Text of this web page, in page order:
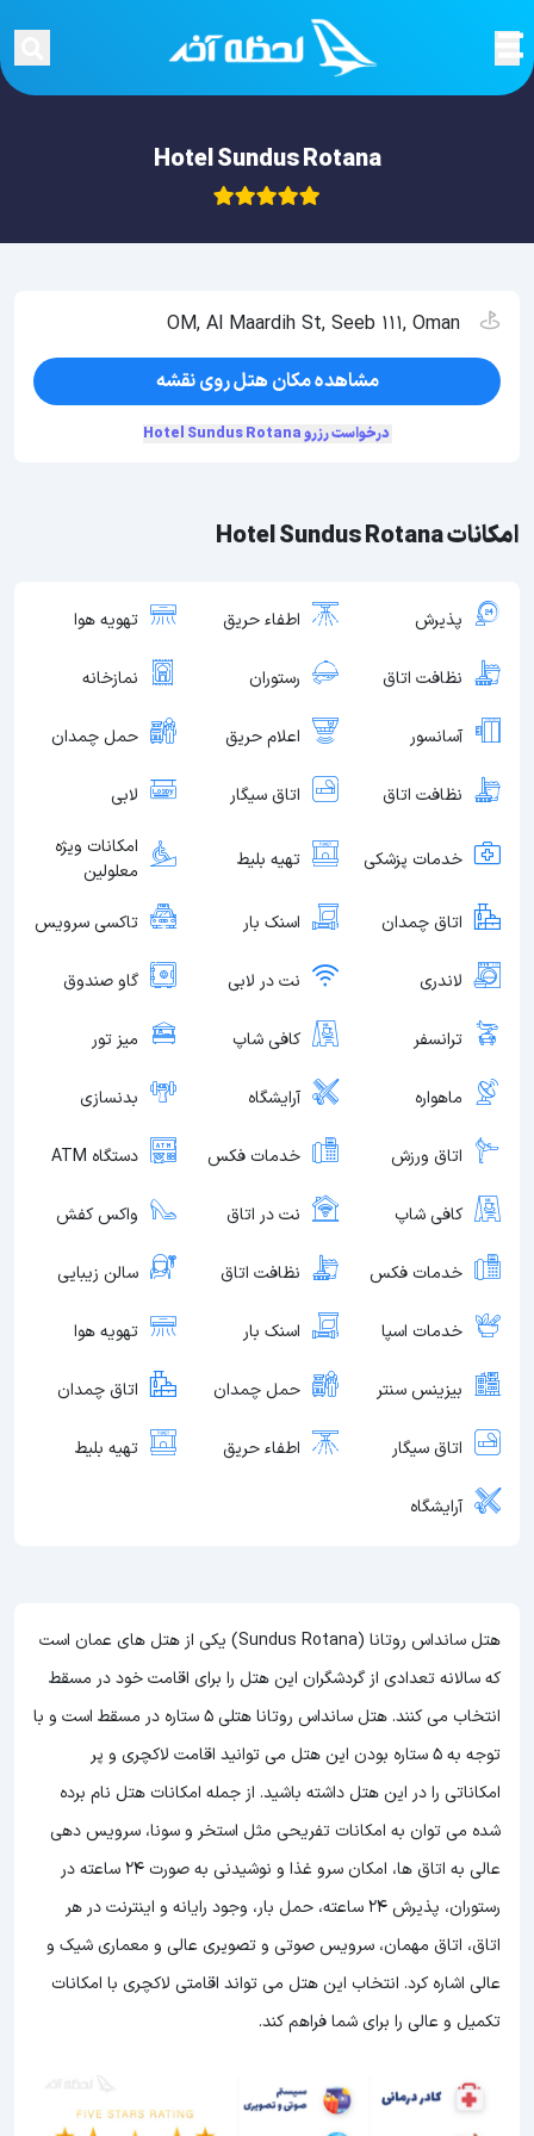
Hotel Sundus Rotana
امکانات Hotel Sundus Rotana
پذیرش اطفاء حریق تهویه هوا
نظافت اتاق رستوران نمازخانه
آسانسور اعلام حریق حمل چمدان
نظافت اتاق اتاق سیگار لابی
خدمات پزشکی تهیه بلیط
امکانات ویژه
معلولین
اتاق چمدان اسنک بار تاکسی سرویس
لاندری نت در لابی گاو صندوق
ترانسفر کافی شاپ میز تور
ماهواره آرایشگاه بدنسازی
اتاق ورزش خدمات فکس دستگاه ATM
کافی شاپ نت در اتاق واکس کفش
خدمات فکس نظافت اتاق سالن زیبایی
خدمات اسپا اسنک بار تهویه هوا
بیزینس سنتر حمل چمدان اتاق چمدان
اتاق سیگار اطفاء حریق تهیه بلیط
آرایشگاه
هتل سانداس روتانا (Sundus Rotana) یکی از هتل های عمان است
که سالانه تعدادی از گردشگران این هتل را برای اقامت خود در مسقط
انتخاب می کنند. هتل سانداس روتانا هتلی 5 ستاره در مسقط است و با
توجه به 5 ستاره بودن این هتل
می توانید اقامت لاکچری و پر
امکاناتی را در این هتل داشته باشید. از جمله امکانات هتل نام برده
شده می توان به امکانات تفریحی مثل استخر و سونا، سرویس دهی
عالی به اتاق ها، امکان سرو غذا و نوشیدنی به صورت 24 ساعته در
رستوران، پذیرش 24 ساعته، حمل بار، وجود رایانه و اینترنت در هر
اتاق، اتاق مهمان، سرویس صوتی و تصویری عالی و معماری شیک و
عالی اشاره کرد. انتخاب این هتل می تواند اقامتی لاکچری با امکانات
تکمیل و عالی را برای شما فراهم کند.
OM, Al Maardih St, Seeb 111, Oman
مشاهده مکان هتل روی نقشه
درخواست رزرو Hotel Sundus Rotana